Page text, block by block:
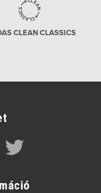
CLEAN CLASSICS